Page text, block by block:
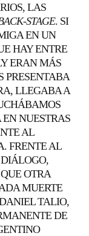
LAS
STAGE. SI
EN UN
HAY ENTRE
ERAN MÁS
PRESENTABA
LLEGABA A
NUESTRAS
AL
FRENTE AL
OTRA
MUERTE
TALIO,
DE